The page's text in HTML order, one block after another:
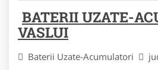
BATERII UZATE-
VASLUI
Baterii Uzate-Acumulatori